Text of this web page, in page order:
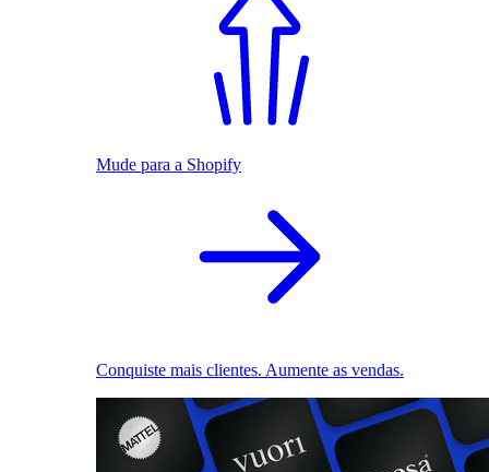
Mude para a Shopify
Conquiste mais clientes. Aumente as vendas.